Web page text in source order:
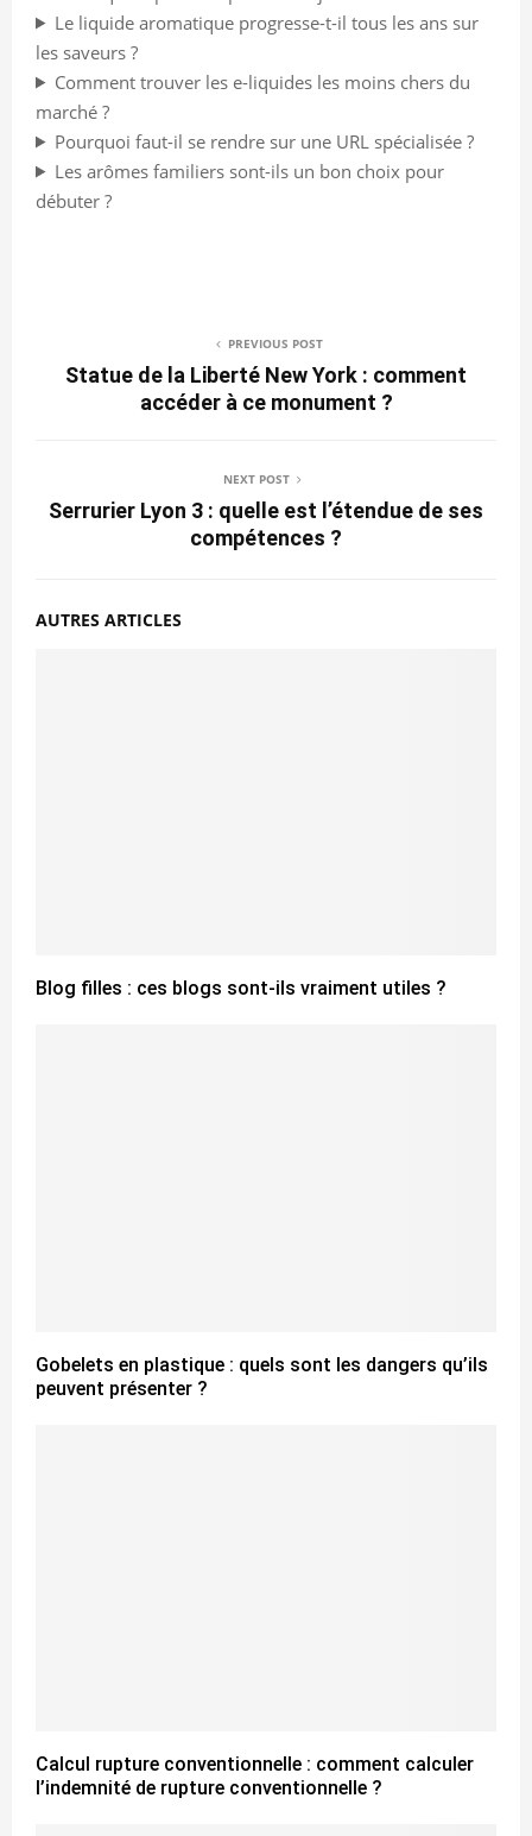
Le liquide aromatique progresse-t-il tous les ans sur
les saveurs ?
Comment trouver les e-liquides les moins chers du
marché ?
Pourquoi faut-il se rendre sur une URL spécialisée ?
Les arômes familiers sont-ils un bon choix pour
débuter ?
PREVIOUS POST
Statue de la Liberté New York : comment
accéder à ce monument ?
NEXT POST
Serrurier Lyon 3 : quelle est l’étendue de ses
compétences ?
AUTRES ARTICLES
Blog filles : ces blogs sont-ils vraiment utiles ?
Gobelets en plastique : quels sont les dangers qu’ils
peuvent présenter ?
Calcul rupture conventionnelle : comment calculer
l’indemnité de rupture conventionnelle ?